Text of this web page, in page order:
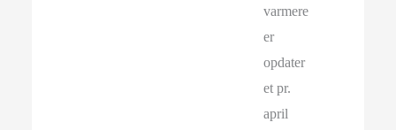
varmere
er
opdater
et pr.
april